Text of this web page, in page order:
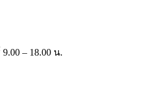
– 18.00 น.